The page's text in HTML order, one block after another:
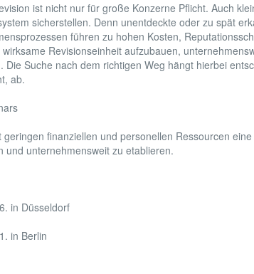
ist nicht nur für große Konzerne Pflicht. Auch
sicherstellen. Denn unentdeckte oder zu spät
führen zu hohen Kosten,
Revisionseinheit aufzubauen,
Die Suche nach dem richtigen Weg hängt hierbei
ab.
geringen finanziellen und personellen Ressourcen
und unternehmensweit zu etablieren.
in Düsseldorf
in Berlin